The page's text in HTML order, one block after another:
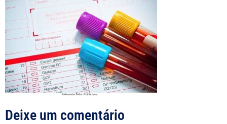
Deixe um comentário